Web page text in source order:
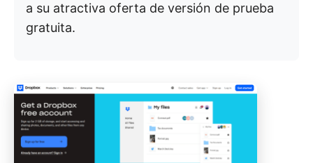
a su atractiva oferta de versión de prueba
gratuita.